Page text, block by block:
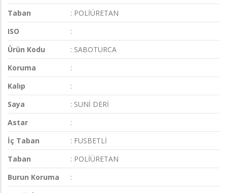
Taban
: POLİÜRETAN
ISO
:
Ürün Kodu
: SABOTURCA
Koruma
:
Kalıp
:
Saya
: SUNİ DERİ
Astar
:
İç Taban
: FUSBETLİ
Taban
: POLİÜRETAN
Burun Koruma
: